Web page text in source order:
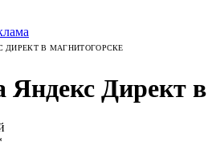
ДИРЕКТ В МАГНИТОГОРСКЕ
Яндекс Директ в